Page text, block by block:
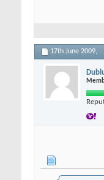
17th June 2009,